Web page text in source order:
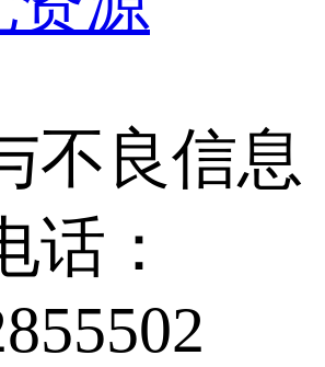
不良信息
话：